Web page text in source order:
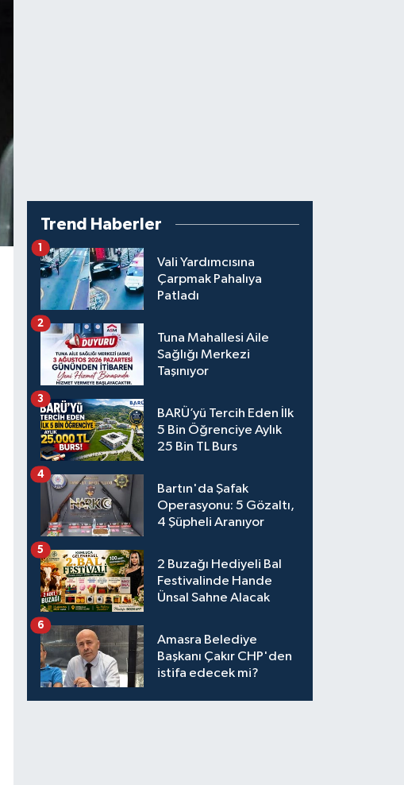
Trend Haberler
Vali Yardımcısına
Çarpmak Pahalıya
Patladı
1
Tuna Mahallesi Aile
Sağlığı Merkezi
Taşınıyor
2
BARÜ’yü Tercih Eden İlk
5 Bin Öğrenciye Aylık
25 Bin TL Burs
3
Bartın'da Şafak
Operasyonu: 5 Gözaltı,
4 Şüpheli Aranıyor
4
2 Buzağı Hediyeli Bal
Festivalinde Hande
Ünsal Sahne Alacak
5
Amasra Belediye
Başkanı Çakır CHP'den
istifa edecek mi?
6